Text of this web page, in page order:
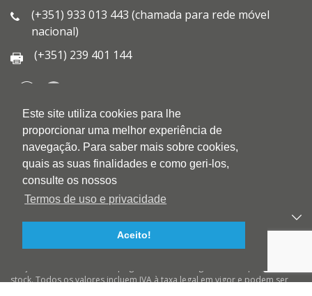
Este site utiliza cookies para lhe
proporcionar uma melhor experiência de
navegação. Para saber mais sobre cookies,
quais as suas finalidades e como geri-los,
consulte os nossos
Termos de uso e privacidade
Aceito!
(+351) 933 013 443 (chamada para rede móvel
nacional)
(+351) 239 401 144
QUEM SOMOS
QUALIDADE
AMBIENTE
BLOG
CONTACTOS
stock. Todos os valores incluem IVA à taxa legal em vigor e podem ser